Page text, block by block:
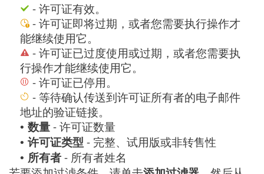
- 许可证有效。
- 许可证即将过期，或者您需要执行操作才
能继续使用它。
- 许可证已过度使用或过期，或者您需要执
行操作才能继续使用它。
- 许可证已停用。
- 等待确认传送到许可证所有者的电子邮件
地址的验证链接。
• 数量 - 许可证数量
• 许可证类型 - 完整、试用版或非转售性
• 所有者 - 所有者姓名